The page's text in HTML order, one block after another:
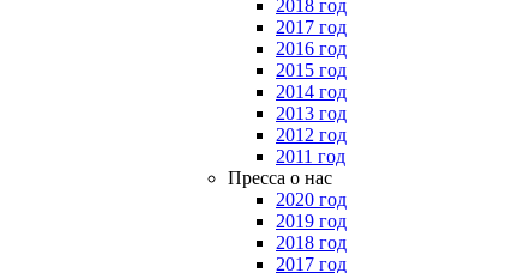
2018 год
2017 год
2016 год
2015 год
2014 год
2013 год
2012 год
2011 год
Пресса о нас
2020 год
2019 год
2018 год
2017 год